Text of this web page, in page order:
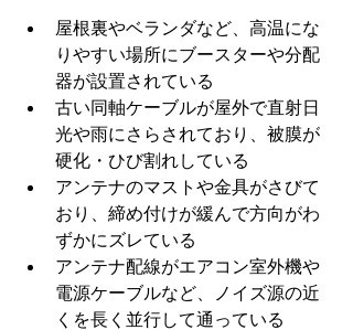
屋根裏やベランダなど、高温にな
りやすい場所にブースターや分配
器が設置されている
古い同軸ケーブルが屋外で直射日
光や雨にさらされており、被膜が
硬化・ひび割れしている
アンテナのマストや金具がさびて
おり、締め付けが緩んで方向がわ
ずかにズレている
アンテナ配線がエアコン室外機や
電源ケーブルなど、ノイズ源の近
くを長く並行して通っている